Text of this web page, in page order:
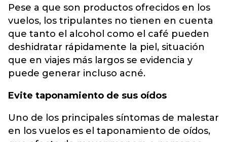
Pese a que son productos ofrecidos en los
vuelos, los tripulantes no tienen en cuenta
que tanto el alcohol como el café pueden
deshidratar rápidamente la piel, situación
que en viajes más largos se evidencia y
puede generar incluso acné.
Evite taponamiento de sus oídos
Uno de los principales síntomas de malestar
en los vuelos es el taponamiento de oídos,